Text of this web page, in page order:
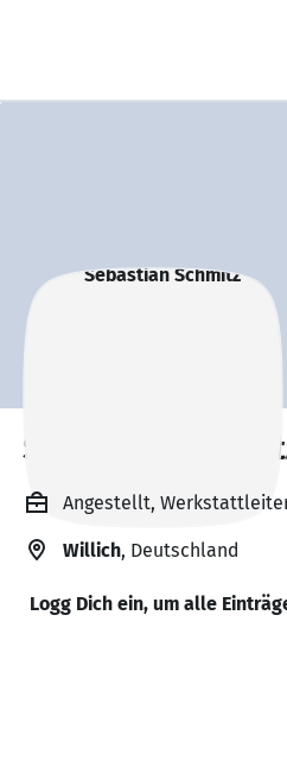
Sebastian
Angestellt,
Willich, Deutschland
Logg Dich ein, um alle